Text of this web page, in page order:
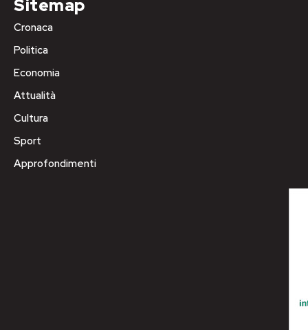
Sitemap
Cronaca
Politica
Economia
Attualità
Cultura
Sport
Approfondimenti